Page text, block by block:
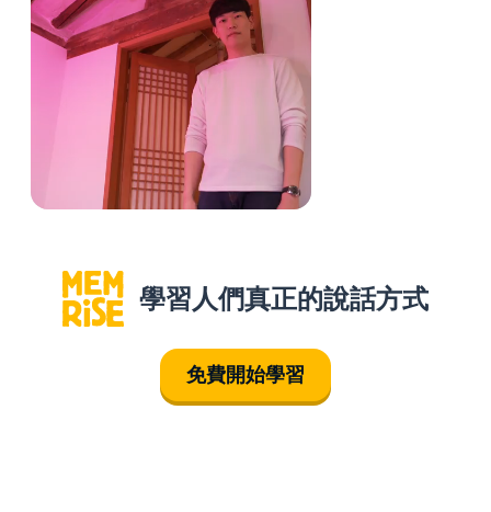
學習人們真正的說話方式
免費開始學習